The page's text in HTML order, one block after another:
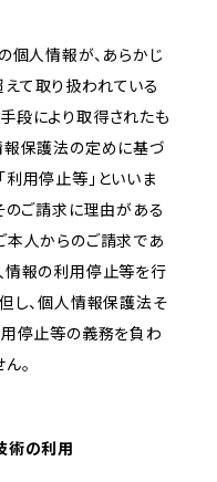
個人情報が、あらかじ
て取り扱われている
段により取得されたも
報保護法の定めに基づ
用停止等」といいま
のご請求に理由がある
本人からのご請求であ
情報の利用停止等を行
し、個人情報保護法そ
用停止等の義務を負わ
。
術の利用